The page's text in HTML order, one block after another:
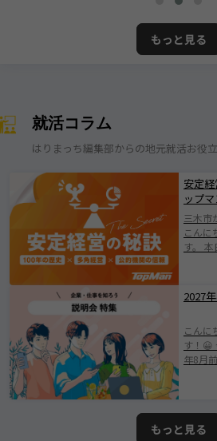
もっと見る
就活コラム
はりまっち編集部からの地元就活お役
安定
ップマ
三木市
こんに
す。
1924
地域と
として
社で伝
値創出
が誇
存在で
2027
こんに
す！😀
年8月
の情報
会社
もっと見る